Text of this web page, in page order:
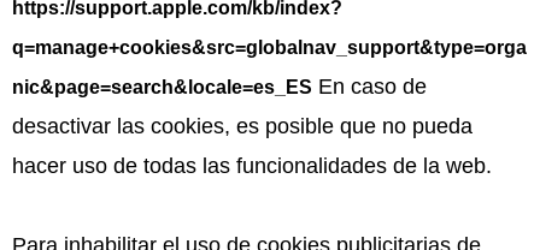
https://support.apple.com/kb/index?
q=manage+cookies&src=globalnav_support&type=orga
nic&page=search&locale=es_ES En caso de
desactivar las cookies, es posible que no pueda
hacer uso de todas las funcionalidades de la web.
Para inhabilitar el uso de cookies publicitarias de